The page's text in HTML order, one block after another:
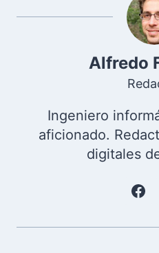
Alfredo
Ingeniero
aficionado.
digitales